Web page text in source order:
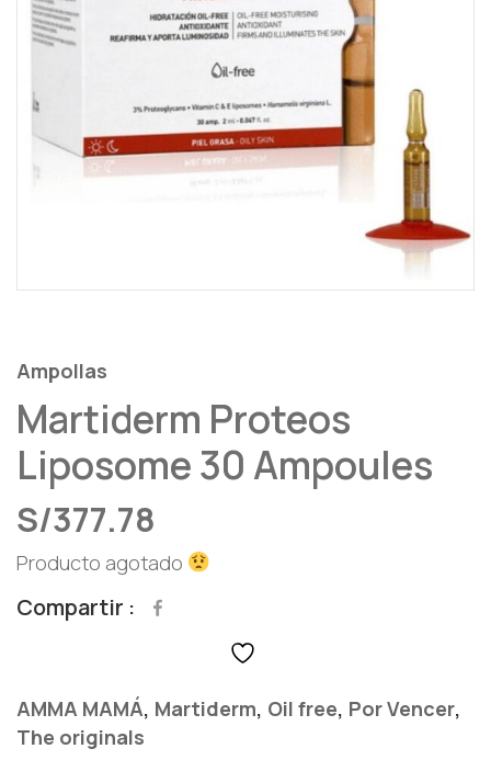
Ampollas
Martiderm Proteos
Liposome 30 Ampoules
S/377.78
Producto agotado
Compartir
AMMA MAMÁ, Martiderm, Oil free, Por Vencer,
The originals